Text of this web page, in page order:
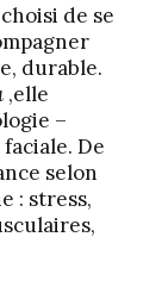
de se
durable.
,elle
–
De
selon
: stress,